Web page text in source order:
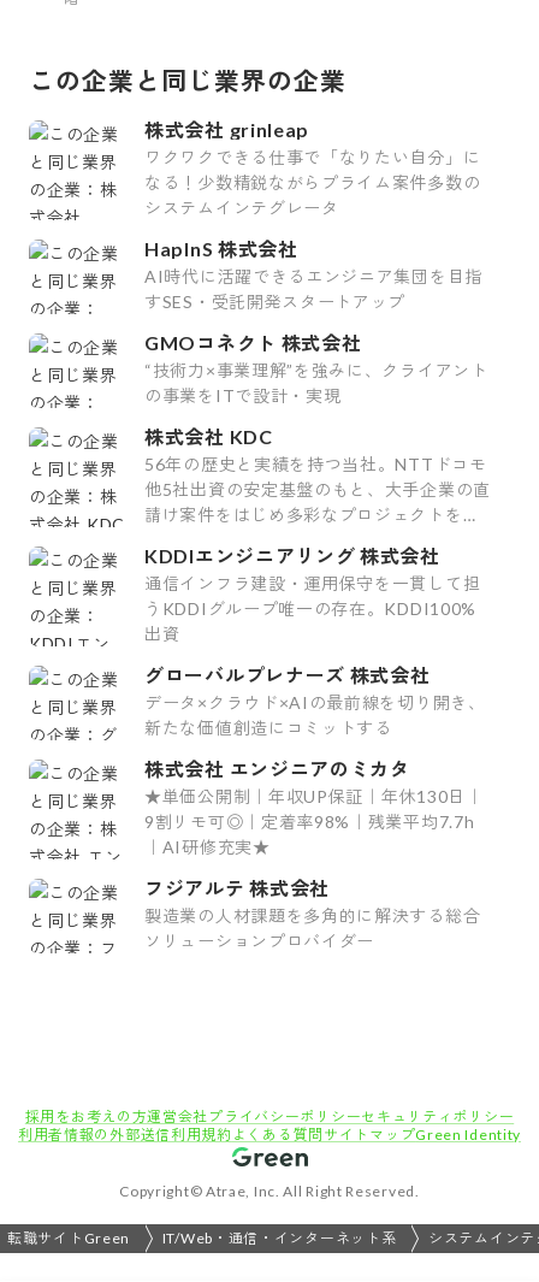
この企業と同じ業界の企業
株式会社 grinleap
ワクワクできる仕事で「なりたい自分」に
なる！少数精鋭ながらプライム案件多数の
システムインテグレータ
HapInS 株式会社
AI時代に活躍できるエンジニア集団を目指
すSES・受託開発スタートアップ
GMOコネクト 株式会社
“技術力×事業理解”を強みに、クライアント
の事業をITで設計・実現
株式会社 KDC
56年の歴史と実績を持つ当社。NTTドコモ
他5社出資の安定基盤のもと、大手企業の直
請け案件をはじめ多彩なプロジェクトを手
KDDIエンジニアリング 株式会社
通信インフラ建設・運用保守を一貫して担
うKDDIグループ唯一の存在。KDDI100%
出資
グローバルプレナーズ 株式会社
データ×クラウド×AIの最前線を切り開き、
新たな価値創造にコミットする
株式会社 エンジニアのミカタ
★単価公開制｜年収UP保証｜年休130日｜
9割リモ可◎｜定着率98%｜残業平均7.7h
｜AI研修充実★
フジアルテ 株式会社
製造業の人材課題を多角的に解決する総合
ソリューションプロバイダー
採用をお考えの方運営会社 プライバシーポリシーセキュリティポリシー
利用者情報の外部送信利用規約 よくある質問 サイトマップGreen Identity
Copyright© Atrae, Inc. All Right Reserved.
転職サイトGreen IT/Web・通信・インターネット系 システムイン